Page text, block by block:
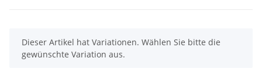
x
Dieser Artikel hat Variationen. Wählen Sie bitte die
gewünschte Variation aus.